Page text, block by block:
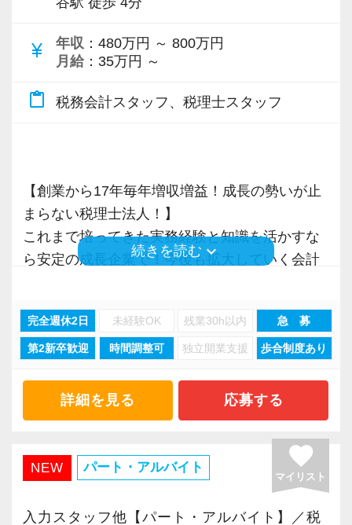
り】
社会保険等の一般的な福利厚生の他に、各種手
当も充実。
税務能力検定等の資格検定に合格するともらえ
consulting.com/recruit/environment/benefits）
【成長のための5つのこだわりを大事にしていま
す】
ポンス・プラス思考・有言実行・他責禁止・気
配り」を掲げ、一人ひとりが実行しています。
より多くの「ありがとう」と笑顔をいただき続
けるために「情熱家であれ！」がモットーで
【求職者へのメッセージ】
当社の実践型インターンでは、普段の学生生活
では扱うことのない専門性が高い業務をお任せ
します。
先輩が担当しているお客様の月次試算表を作成
しながら少しずつレベルアップしていきましょ
う。実際の数字に触れながら業務に取り組んで
頂くことで、より理解と知識が深まります！
希望に応じて決算業務、年末調整業務、確定申
告業務にもチャレンジして頂けます。先輩スタ
ッフがサポートしますので、安心して税務・会
計の業務を一通り覚えられます！
▽ステップ3(4ヶ月目〜)
一通りの業務を覚えたら、自分自身で決算を行
って頂きます。決算書が出来ましたら、先輩ス
タッフ・オフィス責任者からのチェックと国税
OBのダブルチェックがあります。
当社ならではの「仕事のステップ」を踏みなが
ら実務を経験することで、半年もすればある程
度一人で仕事をすることができるようになりま
す。
るからだと自負しています。
今後もお客様に満足していただけるようにスキ
を獲得していきます。
【目指すは“大家族のような会社”明るく楽しく一
緒に働ける方を求めています】
「こんな明るい事務所ははじめて」と言われる
実践型インターンは成⻑性を重視していて、や
りがいを持てることとステップアップできるこ
とを第一に考えています。
将来会計事務所で活躍したい熱い想いのある
方、お待ちしています！
【実務型研修・教育制度充実！学生の間に、こ
れからの会計業界で生き残るために必要な専門
会計業界はいずれコンピューターやAIに取って
で、税務調査にも精通しています。
税理士という仕事は不況に強い仕事で、融資対
お手伝いできる業務は数多く存在しています。
また、職場環境の改善に積極的に取り組む企業
に対して認証される「社労士診断認証制度」を
取得しました。
施企業」の認定を受け、今後も社員が働きやす
い環境づくりを積極的に推進していきます。
長く安心して働ける環境を用意してお待ちして
ませんか？
【錦糸町の事務所はこんなオフィスです】
錦糸町は”当社創業の地“。
17年間に及ぶ運営の中で、東京・千葉・埼玉と
都心部から周辺エリアに至るまで、幅広い業種
currency_yen 年収 ：480万円 ～ 800万円
月給 ：35万円 ～
content_paste 税務会計スタッフ、税理士スタッフ
【創業から17年毎年増収増益！成長の勢いが止
まらない税理士法人！】
これまで培ってきた実務経験と知識を活かすな
ら安定の成長企業で！今後も拡大していく会計
現在当社では「渋谷」「新宿」「錦糸町」
ます。
2021年6月に「渋谷オフィス」を新設し、その
後「新宿オフィス」「大阪オフィス」「錦糸町
オフィス」が拡張移転！
さらに2022年12月には「柏オフィス」を開設
し、2025年には大阪オフィスを増床するなど、
続きを読む keyboard_arrow_down
完全週休2日 未経験OK 残業30h以内 急 募
第2新卒歓迎 時間調整可 独立開業支援 歩合制度あり
詳細を見る 応募する
NEW パート・アルバイト favorite
マイリスト
入力スタッフ他【パート・アルバイト】／税